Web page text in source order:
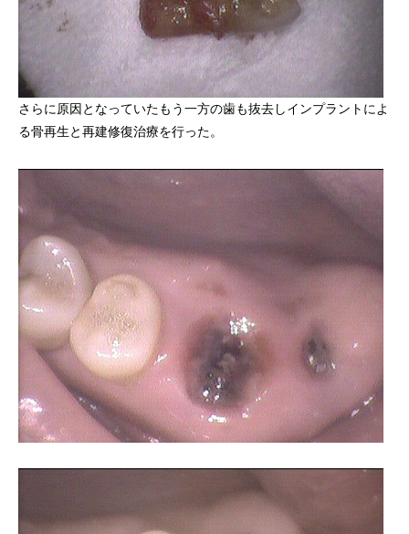
さらに原因となっていたもう一方の歯も抜去しインプラントによ
る骨再生と再建修復治療を行った。